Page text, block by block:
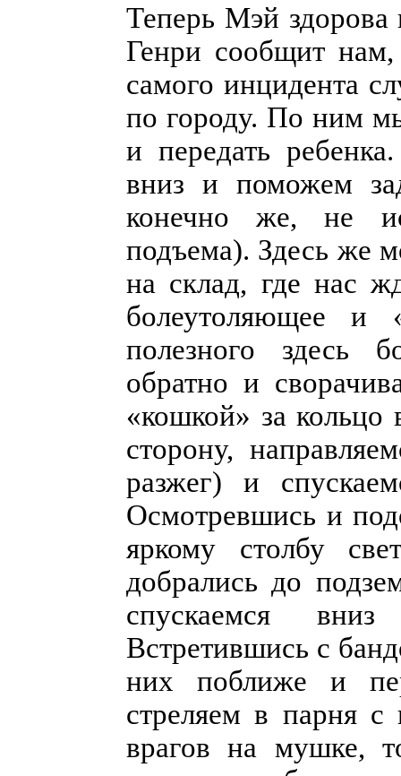
Теперь Мэй
Генри сообщит
самого инцидента
по городу. По ним
и передать
вниз и поможем
конечно же, не
подъема). Здесь же
на склад, где нас
болеутоляющее и
полезного здесь
обратно и
«кошкой» за
сторону,
разжег) и
Осмотревшись и
яркому столбу
добрались до
спускаемся
Встретившись с
них поближе и
стреляем в парня с
врагов на мушке,